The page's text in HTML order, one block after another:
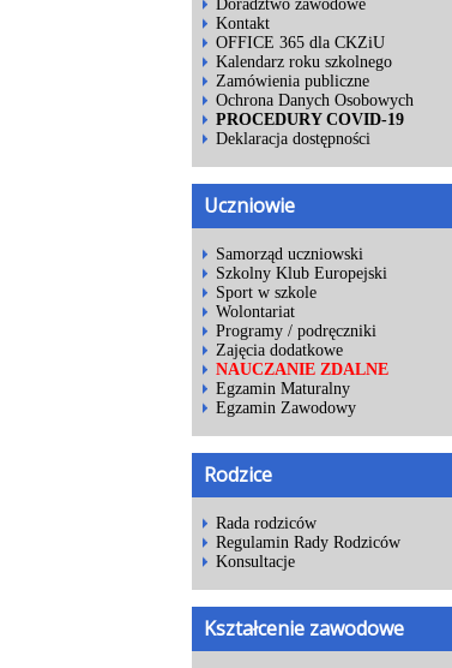
Doradztwo zawodowe
Kontakt
OFFICE 365 dla CKZiU
Kalendarz roku szkolnego
Zamówienia publiczne
Ochrona Danych Osobowych
PROCEDURY COVID-19
Deklaracja dostępności
Uczniowie
Samorząd uczniowski
Szkolny Klub Europejski
Sport w szkole
Wolontariat
Programy / podręczniki
Zajęcia dodatkowe
NAUCZANIE ZDALNE
Egzamin Maturalny
Egzamin Zawodowy
Rodzice
Rada rodziców
Regulamin Rady Rodziców
Konsultacje
Kształcenie zawodowe